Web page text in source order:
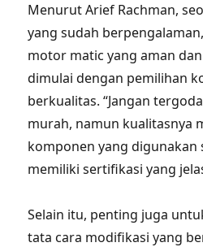
Menurut Arief Rachman,
yang sudah
motor matic yang aman
dimulai dengan pemilihan
berkualitas. “Jangan
murah, namun kualitasnya
komponen yang digunakan
memiliki sertifikasi yang
Selain itu, penting juga
tata cara modifikasi yang